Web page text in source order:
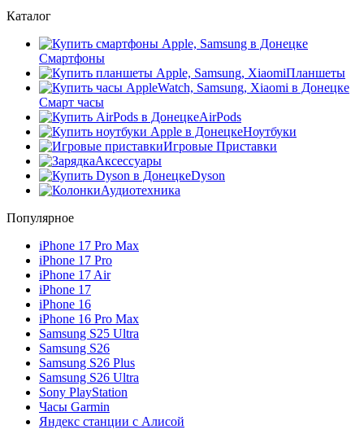
Каталог
Смартфоны
Планшеты
Смарт часы
AirPods
Ноутбуки
Игровые Приставки
Аксессуары
Dyson
Аудиотехника
Популярное
iPhone 17 Pro Max
iPhone 17 Pro
iPhone 17 Air
iPhone 17
iPhone 16
iPhone 16 Pro Max
Samsung S25 Ultra
Samsung S26
Samsung S26 Plus
Samsung S26 Ultra
Sony PlayStation
Часы Garmin
Яндекс станции с Алисой